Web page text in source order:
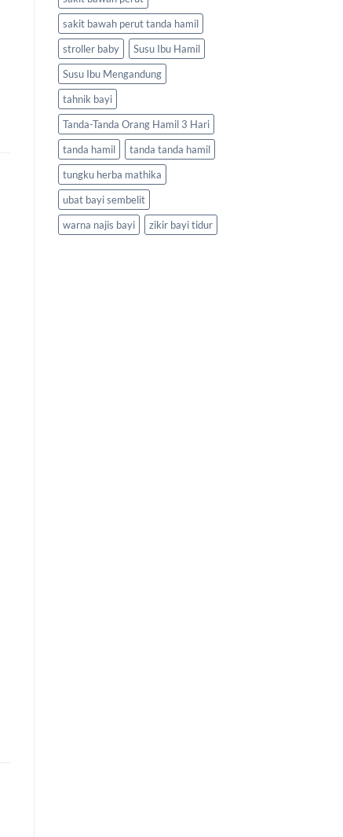
sakit bawah perut tanda hamil
stroller baby
Susu Ibu Hamil
Susu Ibu Mengandung
tahnik bayi
Tanda-Tanda Orang Hamil 3 Hari
tanda hamil
tanda tanda hamil
tungku herba mathika
ubat bayi sembelit
warna najis bayi
zikir bayi tidur